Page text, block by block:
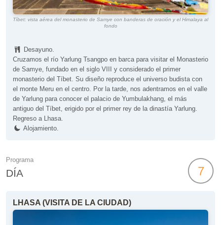
Tíbet: vista aérea del monasterio de Samye con banderas de oración y el Himalaya al
fondo
Desayuno.
Cruzamos el río Yarlung Tsangpo en barca para visitar el Monasterio
de Samye, fundado en el siglo VIII y considerado el primer
monasterio del Tíbet. Su diseño reproduce el universo budista con
el monte Meru en el centro. Por la tarde, nos adentramos en el valle
de Yarlung para conocer el palacio de Yumbulakhang, el más
antiguo del Tíbet, erigido por el primer rey de la dinastía Yarlung.
Regreso a Lhasa.
Alojamiento.
Programa
DÍA 7
LHASA (VISITA DE LA CIUDAD)